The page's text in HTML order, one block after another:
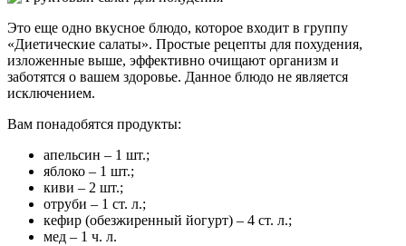
Это еще одно вкусное блюдо, которое входит в группу
«Диетические салаты». Простые рецепты для похудения,
изложенные выше, эффективно очищают организм и
заботятся о вашем здоровье. Данное блюдо не является
исключением.
Вам понадобятся продукты:
апельсин – 1 шт.;
яблоко – 1 шт.;
киви – 2 шт.;
отруби – 1 ст. л.;
кефир (обезжиренный йогурт) – 4 ст. л.;
мед – 1 ч. л.